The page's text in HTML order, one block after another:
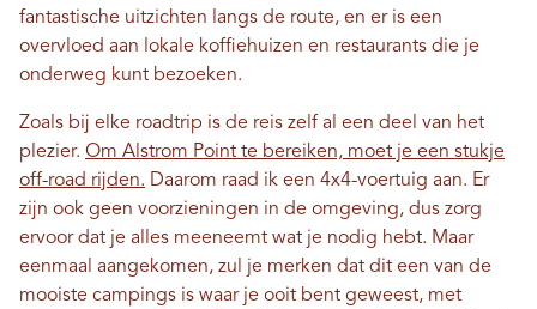
fantastische uitzichten langs de route, en er is een
overvloed aan lokale koffiehuizen en restaurants die je
onderweg kunt bezoeken.
Zoals bij elke roadtrip is de reis zelf al een deel van het
plezier. Om Alstrom Point te bereiken, moet je een stukje
off-road rijden. Daarom raad ik een 4x4-voertuig aan. Er
zijn ook geen voorzieningen in de omgeving, dus zorg
ervoor dat je alles meeneemt wat je nodig hebt. Maar
eenmaal aangekomen, zul je merken dat dit een van de
mooiste campings is waar je ooit bent geweest, met